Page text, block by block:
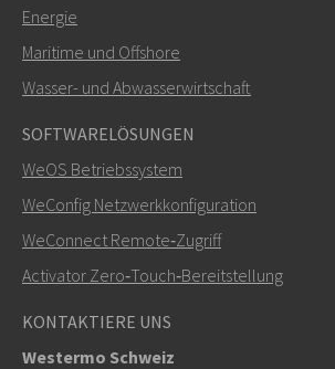
SENDEN
+46 16 42 80 00
info@westermo.com
hier klicken, um
Support zu kontaktieren
Energie
Maritime und Offshore
Wasser- und Abwasserwirtschaft
SOFTWARELÖSUNGEN
WeOS Betriebssystem
WeConfig Netzwerkkonfiguration
WeConnect Remote‑Zugriff
Activator Zero‑Touch‑Bereitstellung
KONTAKTIERE UNS
Westermo Schweiz